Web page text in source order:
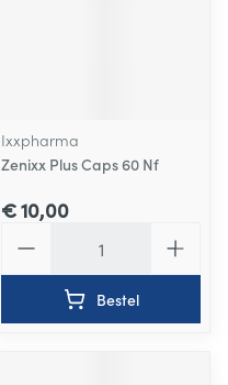
Ixxpharma
Zenixx Plus Caps 60 Nf
€ 10,00
Bestel